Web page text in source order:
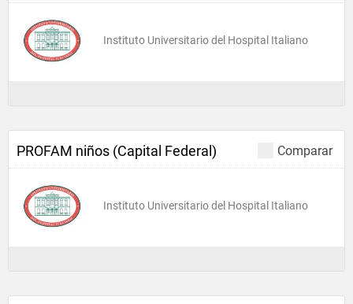
Instituto Universitario del Hospital Italiano
Comparar
PROFAM niños (Capital Federal)
Instituto Universitario del Hospital Italiano